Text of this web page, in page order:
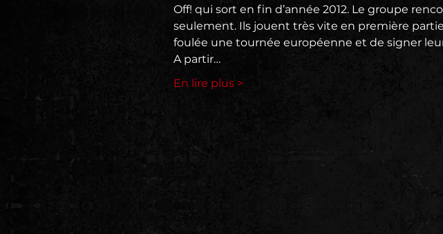
Off! qui sort en fin d’année 2012. Le groupe
seulement. Ils jouent très vite en première
foulée une tournée européenne et de signer
A partir…
En lire plus >